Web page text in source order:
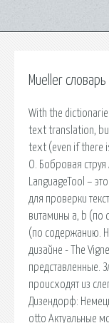
Mueller словарь
With the
text translation,
text (even if there
О. Бобровая струя
LanguageTool –
для проверки
витамины a, b (по
(по содержанию.
дизайне - The
представленные.
происходят из
Дизендорф:
otto Актуальные